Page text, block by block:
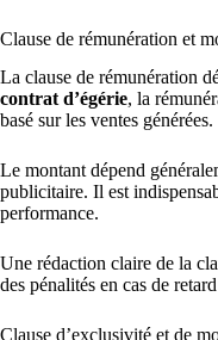
Clause de rémunération et
La clause de rémunération
contrat d’égérie, la
basé sur les ventes générées.
Le montant dépend
publicitaire. Il est
performance.
Une rédaction claire de la
des pénalités en cas de
Clause d’exclusivité et de